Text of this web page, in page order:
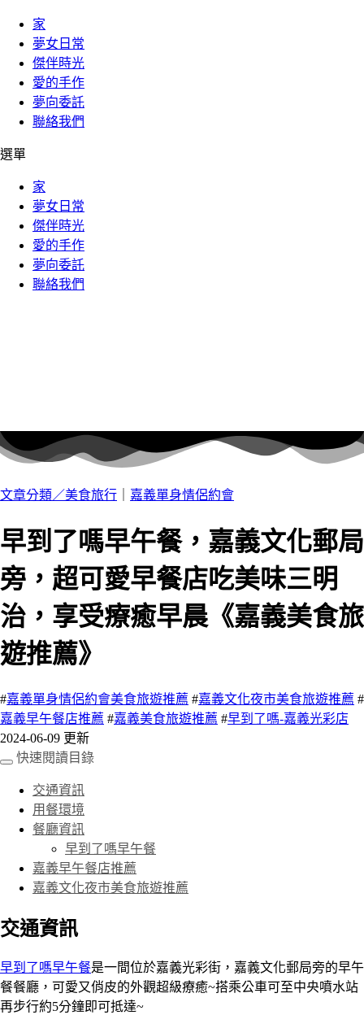
家
夢女日常
傑伴時光
愛的手作
夢向委託
聯絡我們
選單
家
夢女日常
傑伴時光
愛的手作
夢向委託
聯絡我們
文章分類／美食旅行 嘉義單身情侶約會
早到了嗎早午餐，嘉義文化郵局
旁，超可愛早餐店吃美味三明
治，享受療癒早晨《嘉義美食旅
遊推薦》
#嘉義單身情侶約會美食旅遊推薦 #嘉義文化夜市美食旅遊推薦 #
嘉義早午餐店推薦 #嘉義美食旅遊推薦 #早到了嗎-嘉義光彩店
2024-06-09 更新
快速閱讀目錄
交通資訊
用餐環境
餐廳資訊
早到了嗎早午餐
嘉義早午餐店推薦
嘉義文化夜市美食旅遊推薦
交通資訊
早到了嗎早午餐是一間位於嘉義光彩街，嘉義文化郵局旁的早午
餐餐廳，可愛又俏皮的外觀超級療癒~搭乘公車可至中央噴水站
再步行約5分鐘即可抵達~